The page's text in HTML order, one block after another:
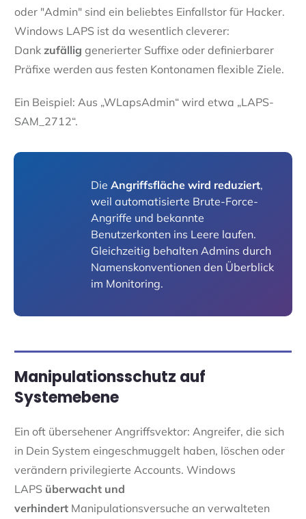
oder "Admin" sind ein beliebtes Einfallstor für Hacker.
Windows LAPS ist da wesentlich cleverer:
Dank zufällig generierter Suffixe oder definierbarer
Präfixe werden aus festen Kontonamen flexible Ziele.
Ein Beispiel: Aus „WLapsAdmin“ wird etwa „LAPS-
SAM_2712“.
Die Angriffsfläche wird reduziert,
weil automatisierte Brute-Force-
Angriffe und bekannte
Benutzerkonten ins Leere laufen.
Gleichzeitig behalten Admins durch
Namenskonventionen den Überblick
im Monitoring.
Manipulationsschutz auf
Systemebene
Ein oft übersehener Angriffsvektor: Angreifer, die sich
in Dein System eingeschmuggelt haben, löschen oder
verändern privilegierte Accounts. Windows
LAPS überwacht und
verhindert Manipulationsversuche an verwalteten